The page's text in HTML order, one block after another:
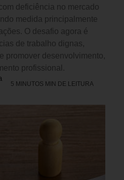
deficiência no mercado
medida principalmente
O desafio agora é
de trabalho dignas,
promover desenvolvimento,
profissional.
5 MINUTOS MIN DE LEITURA